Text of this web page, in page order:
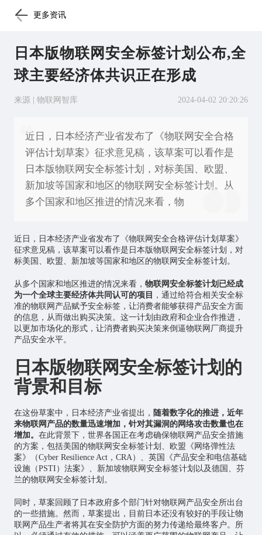
更多资讯
日本版物联网安全标签计划公布,全
球主要经济体共识正在形成
来源 | 物联网智库 2024-04-02 20:20:26
近日，日本经济产业省发布了《物联网安全合格
评估计划草案》征求意见稿，该草案可以看作是
日本版物联网安全标签计划，对标美国、欧盟、
新加坡等国家和地区的物联网安全标签计划。从
多个国家和地区推进的情况来看，物
近日，日本经济产业省发布了《物联网 安全合格评估计划草案》
征求意见稿，该草案可以看作是日本版物联网安全标签计划，对
标美国、欧盟、新加坡等国家和地区的物联网安全标签计划。
从多个国家和地区推进的情况来看， 物联网安全标签计划已经成
为一个全球主要经济体共同认可的项目 ，通过给符合相关安全标
准的物联网产品赋予安全标签，让消费者能够获得产品安全方面
的信息，从而做出购买决策。这一计划由政府和企业合作推进，
以更加市场化的形式，让消费者购买决策来倒逼物联网厂商提升
产品安全水平。
日本版物联网安全标签计划的
背景和目标
在这份草案中，日本经济产业省提出， 随着数字化的推进，近年
来物联网产品的数量迅速增加，针对其漏洞的网络攻击数量也在
增加。 在此背景下，世界各国正在考虑确保物联网产品安全措施
的方案，包括美国的物联网安全标签计划、欧盟《网络弹性法
案》（Cyber Resilience Act，CRA）、英国《产品安全和电信基础
设施（PSTI）法案》、新加坡物联网安全标签计划以及德国、芬
兰的物联网安全标签计划。
同时，草案回顾了日本政府多个部门针对物联网产品安全所出台
的一些措施。然而，草案提出，目前日本还没有较好的手段让物
联网产品生产者将其在安全防护方面的努力传递给最终客户。所